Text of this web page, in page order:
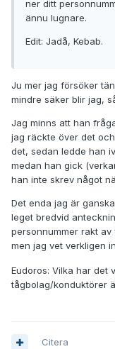
ner ditt
ännu lugnare.
Edit: Jadå, Kebab.
Ju mer jag försöker
mindre säker blir jag,
Jag minns att han
jag räckte över det
det, sedan ledde han
medan han gick
han inte skrev något
Det enda jag är
leget bredvid
personnummer rakt
men jag vet verkligen
Eudoros: Vilka har det
tågbolag/konduktörer
Citera